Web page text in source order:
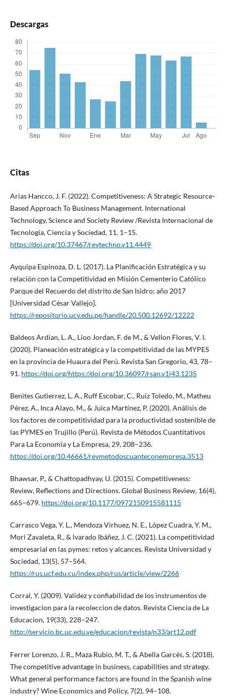
Descargas
Citas
Arias Hancco, J. F. (2022). Competitiveness: A Strategic Resource-
Based Approach To Business Management. International
Technology, Science and Society Review /Revista Internacional de
Tecnología, Ciencia y Sociedad, 11, 1–15.
https://doi.org/10.37467/revtechno.v11.4449
Ayquipa Espinoza, D. L. (2017). La Planificación Estratégica y su
relación con la Competitividad en Misión Cementerio Católico
Parque del Recuerdo del distrito de San Isidro; año 2017
[Universidad César Vallejo].
https://repositorio.ucv.edu.pe/handle/20.500.12692/12222
Baldeos Ardian, L. A., Lioo Jordan, F. de M., & Vellon Flores, V. I.
(2020). Planeación estratégica y la competitividad de las MYPES
en la provincia de Huaura del Perú. Revista San Gregorio, 43, 78–
91. https://doi.org/https://doi.org/10.36097/rsan.v1i43.1235
Benites Gutierrez, L. A., Ruff Escobar, C., Ruiz Toledo, M., Matheu
Pérez, A., Inca Alayo, M., & Juica Martínez, P. (2020). Análisis de
los factores de competitividad para la productividad sostenible de
las PYMES en Trujillo (Perú). Revista de Métodos Cuantitativos
Para La Economía y La Empresa, 29, 208–236.
https://doi.org/10.46661/revmetodoscuanteconempresa.3513
Bhawsar, P., & Chattopadhyay, U. (2015). Competitiveness:
Review, Reflections and Directions. Global Business Review, 16(4),
665–679. https://doi.org/10.1177/0972150915581115
Carrasco Vega, Y. L., Mendoza Virhuez, N. E., López Cuadra, Y. M.,
Mori Zavaleta, R., & lvarado Ibáñez, J. C. (2021). La competitividad
empresarial en las pymes: retos y alcances. Revista Universidad y
Sociedad, 13(5), 57–564.
https://rus.ucf.edu.cu/index.php/rus/article/view/2266
Corral, Y. (2009). Validez y confiabilidad de los instrumentos de
investigacion para la recoleccion de datos. Revista Ciencia de La
Educacion, 19(33), 228–247.
http://servicio.bc.uc.edu.ve/educacion/revista/n33/art12.pdf
Ferrer Lorenzo, J. R., Maza Rubio, M. T., & Abella Garcés, S. (2018).
The competitive advantage in business, capabilities and strategy.
What general performance factors are found in the Spanish wine
industry? Wine Economics and Policy, 7(2), 94–108.